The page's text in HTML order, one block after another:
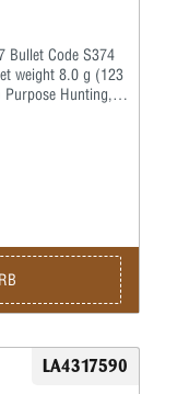
LA4317590